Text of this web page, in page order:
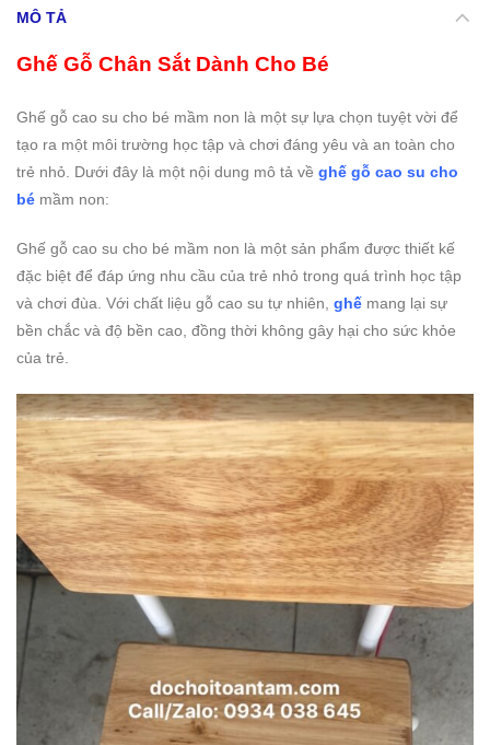
MÔ TẢ
Ghế Gỗ Chân Sắt Dành Cho Bé
Ghế gỗ cao su cho bé mầm non là một sự lựa chọn tuyệt vời để
tạo ra một môi trường học tập và chơi đáng yêu và an toàn cho
trẻ nhỏ. Dưới đây là một nội dung mô tả về ghế gỗ cao su cho
bé mầm non:
Ghế gỗ cao su cho bé mầm non là một sản phẩm được thiết kế
đặc biệt để đáp ứng nhu cầu của trẻ nhỏ trong quá trình học tập
và chơi đùa. Với chất liệu gỗ cao su tự nhiên, ghế mang lại sự
bền chắc và độ bền cao, đồng thời không gây hại cho sức khỏe
của trẻ.